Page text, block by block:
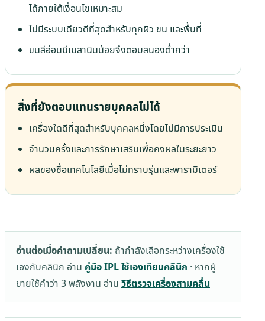
ได้ภายใต้เงื่อนไขเหมาะสม
ไม่มีระบบเดียวดีที่สุดสำหรับทุกผิว ขน และพื้นที่
ขนสีอ่อนมีเมลานินน้อยจึงตอบสนองต่ำกว่า
สิ่งที่ยังตอบแทนรายบุคคลไม่ได้
เครื่องใดดีที่สุดสำหรับบุคคลหนึ่งโดยไม่มีการประเมิน
จำนวนครั้งและการรักษาเสริมเพื่อคงผลในระยะยาว
ผลของชื่อเทคโนโลยีเมื่อไม่ทราบรุ่นและพารามิเตอร์
อ่านต่อเมื่อคำถามเปลี่ยน: ถ้ากำลังเลือกระหว่างเครื่องใช้
เองกับคลินิก อ่าน คู่มือ IPL ใช้เองเทียบคลินิก · หากผู้
ขายใช้คำว่า 3 พลังงาน อ่าน วิธีตรวจเครื่องสามคลื่น